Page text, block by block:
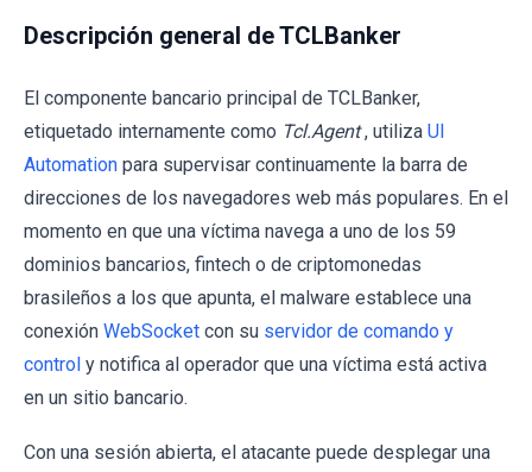
Descripción general de TCLBanker
El componente bancario principal de TCLBanker,
etiquetado internamente como Tcl.Agent , utiliza UI
Automation para supervisar continuamente la barra de
direcciones de los navegadores web más populares. En el
momento en que una víctima navega a uno de los 59
dominios bancarios, fintech o de criptomonedas
brasileños a los que apunta, el malware establece una
conexión WebSocket con su servidor de comando y
control y notifica al operador que una víctima está activa
en un sitio bancario.
Con una sesión abierta, el atacante puede desplegar una